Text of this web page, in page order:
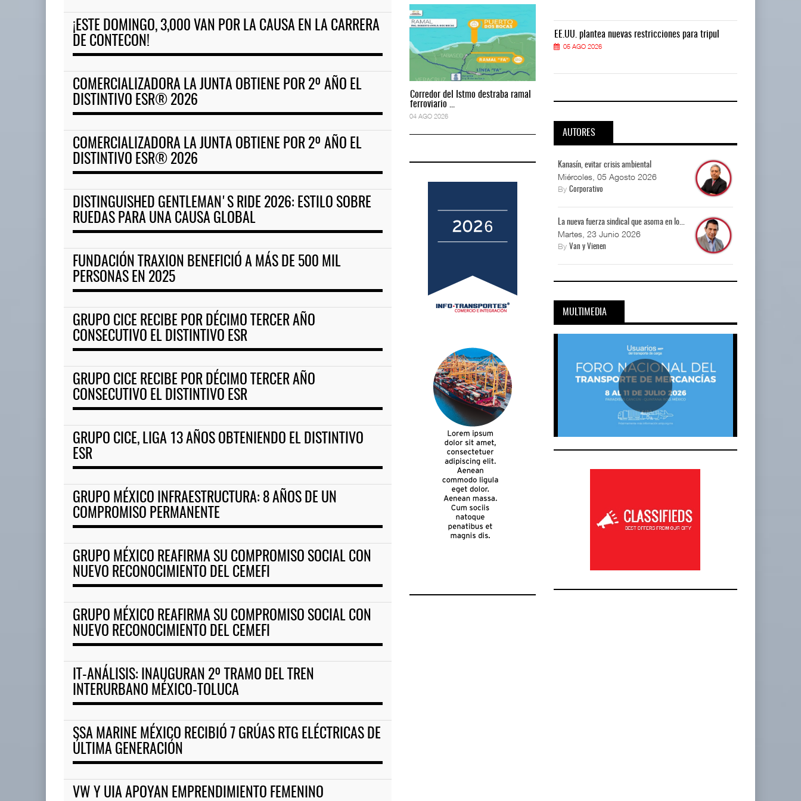
¡ESTE DOMINGO, 3,000 VAN POR LA CAUSA EN LA CARRERA
DE CONTECON!
COMERCIALIZADORA LA JUNTA OBTIENE POR 2º AÑO EL
DISTINTIVO ESR® 2026
COMERCIALIZADORA LA JUNTA OBTIENE POR 2º AÑO EL
DISTINTIVO ESR® 2026
DISTINGUISHED GENTLEMAN'S RIDE 2026: ESTILO SOBRE
RUEDAS PARA UNA CAUSA GLOBAL
FUNDACIÓN TRAXION BENEFICIÓ A MÁS DE 500 MIL
PERSONAS EN 2025
GRUPO CICE RECIBE POR DÉCIMO TERCER AÑO
CONSECUTIVO EL DISTINTIVO ESR
GRUPO CICE RECIBE POR DÉCIMO TERCER AÑO
CONSECUTIVO EL DISTINTIVO ESR
GRUPO CICE, LIGA 13 AÑOS OBTENIENDO EL DISTINTIVO
ESR
GRUPO MÉXICO INFRAESTRUCTURA: 8 AÑOS DE UN
COMPROMISO PERMANENTE
GRUPO MÉXICO REAFIRMA SU COMPROMISO SOCIAL CON
NUEVO RECONOCIMIENTO DEL CEMEFI
GRUPO MÉXICO REAFIRMA SU COMPROMISO SOCIAL CON
NUEVO RECONOCIMIENTO DEL CEMEFI
IT-ANÁLISIS: INAUGURAN 2º TRAMO DEL TREN
INTERURBANO MÉXICO-TOLUCA
SSA MARINE MÉXICO RECIBIÓ 7 GRÚAS RTG ELÉCTRICAS DE
ÚLTIMA GENERACIÓN
VW Y UIA APOYAN EMPRENDIMIENTO FEMENINO
Corredor del Istmo destraba ramal
ferroviario ...
04 AGO 2026 04 AGO 2026
Corredor del Istmo destraba ramal
ferroviario ...
04 AGO 2026
ferroviario ...
ferroviario ...
EE.UU. plantea nuevas restricciones para tripul EE.UU. plantea nuevas restricciones para tripul EE.UU. plantea nuevas restricciones para tripul
05 AGO 2026
AUTORES
Kanasín, evitar crisis ambiental
Miércoles, 05 Agosto 2026
By Corporativo
La nueva fuerza sindical que asoma en lo...
Martes, 23 Junio 2026
By Van y Vienen
MULTIMEDIA